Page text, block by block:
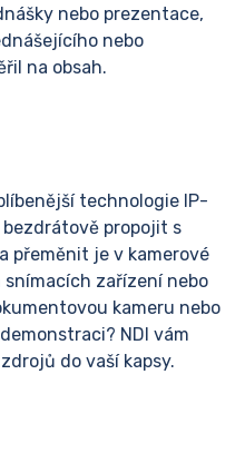
nebo prezentace,
nebo
na obsah.
technologie IP-
bezdrátově propojit s
přeměnit je v kamerové
zařízení nebo
kameru nebo
NDI vám
do vaší kapsy.